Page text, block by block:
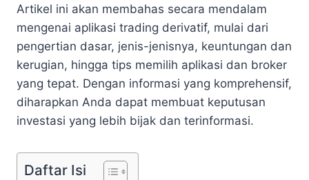
Artikel ini akan membahas secara mendalam
mengenai aplikasi trading derivatif, mulai dari
pengertian dasar, jenis-jenisnya, keuntungan dan
kerugian, hingga tips memilih aplikasi dan broker
yang tepat. Dengan informasi yang komprehensif,
diharapkan Anda dapat membuat keputusan
investasi yang lebih bijak dan terinformasi.
Daftar Isi